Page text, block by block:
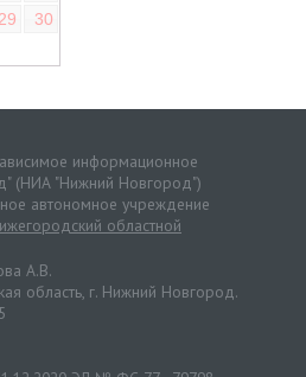
29
30
информационное
(НИА "Нижний Новгород")
автономное учреждение
областной
А.В.
область, г. Нижний Новгород.